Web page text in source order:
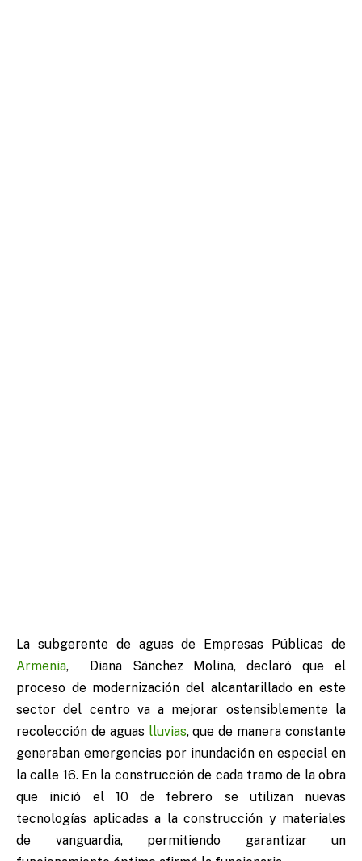
La subgerente de aguas de Empresas Públicas de
Armenia, Diana Sánchez Molina, declaró que el
proceso de modernización del alcantarillado en este
sector del centro va a mejorar ostensiblemente la
recolección de aguas lluvias, que de manera constante
generaban emergencias por inundación en especial en
la calle 16. En la construcción de cada tramo de la obra
que inició el 10 de febrero se utilizan nuevas
tecnologías aplicadas a la construcción y materiales
de vanguardia, permitiendo garantizar un